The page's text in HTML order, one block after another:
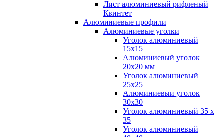
Лист алюминиевый рифленый
Квинтет
Алюминиевые профили
Алюминиевые уголки
Уголок алюминиевый
15х15
Алюминиевый уголок
20х20 мм
Уголок алюминиевый
25х25
Алюминиевый уголок
30х30
Уголок алюминиевый 35 х
35
Уголок алюминиевый